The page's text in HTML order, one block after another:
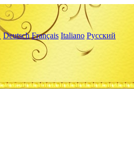
Deutsch Français Italiano Русский